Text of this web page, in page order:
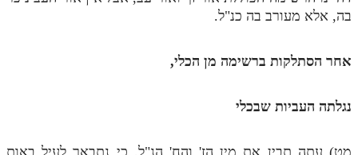
בה, אלא מעורב בה כנ"ל.
אחר הסתלקות ברשימה מן הכלי,
נגלתה העביות שבכלי
מט) עתה תבין את מין הז' והח' הנ"ל. כי נתבאר לעיל באות